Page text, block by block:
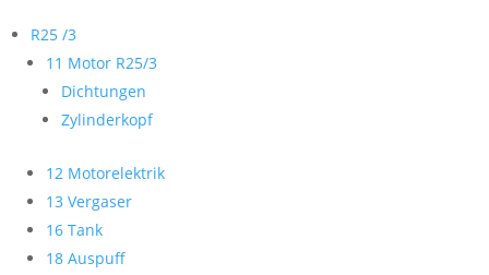
R25 /3
11 Motor R25/3
Dichtungen
Zylinderkopf
12 Motorelektrik
13 Vergaser
16 Tank
18 Auspuff